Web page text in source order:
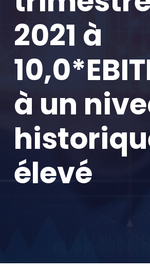
2021 à
à un
élevé